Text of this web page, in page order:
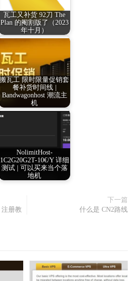
瓦工又补货 92刀 The
Plan 的阉割版了（2023
年十月）
搬瓦工 限时限量促销套
餐补货时间线 |
Bandwagonhost 潮流主
机
NolimitHost-
1C2G20G2T-10€/Y 详细
测试 | 可以买来当个落
地机
册教
下一篇
什么是 CN2路线